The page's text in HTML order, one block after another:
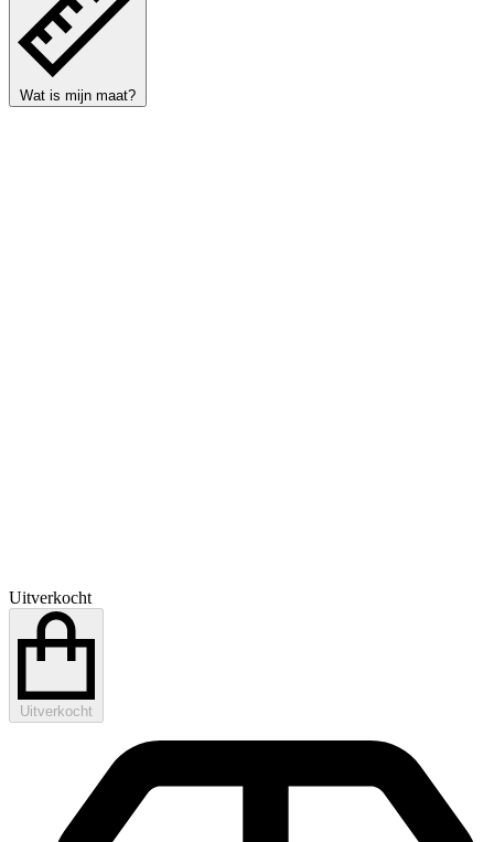
Wat is mijn maat?
Uitverkocht
Uitverkocht